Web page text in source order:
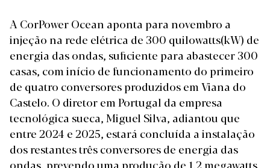
A CorPower Ocean aponta para novembro a
injeção na rede elétrica de 300 quilowatts(kW) de
energia das ondas, suficiente para abastecer 300
casas, com início de funcionamento do primeiro
de quatro conversores produzidos em Viana do
Castelo. O diretor em Portugal da empresa
tecnológica sueca, Miguel Silva, adiantou que
entre 2024 e 2025, estará concluída a instalação
dos restantes três conversores de energia das
ondas, prevendo uma produção de 1,2 megawatts